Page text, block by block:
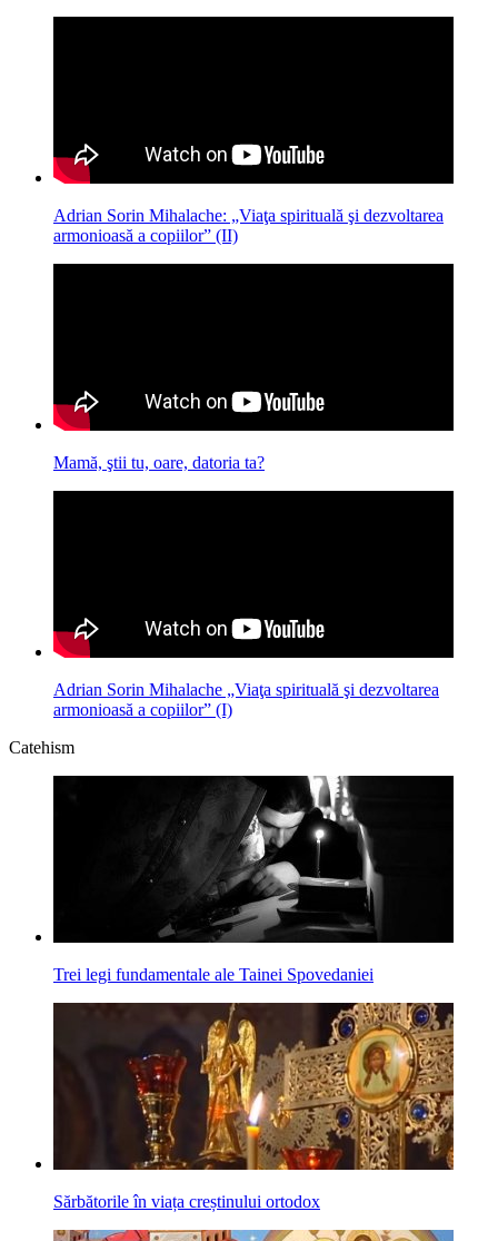
Adrian Sorin Mihalache: „Viaţa spirituală şi dezvoltarea
armonioasă a copiilor” (II)
Mamă, ştii tu, oare, datoria ta?
Adrian Sorin Mihalache „Viaţa spirituală şi dezvoltarea
armonioasă a copiilor” (I)
Catehism
Trei legi fundamentale ale Tainei Spoveda­niei
Sărbătorile în viața creștinului ortodox